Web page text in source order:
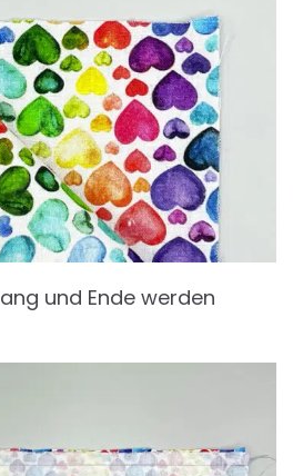
und Ende werden